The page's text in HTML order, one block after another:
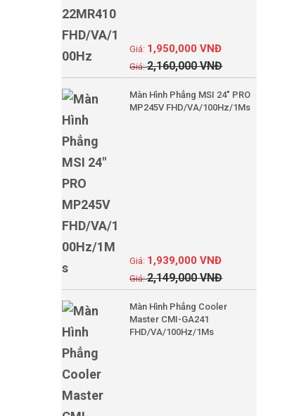
2,160,000VNĐ
1,950,000VNĐ
Màn Hình Phẳng MSI 24" PRO
MP245V FHD/VA/100Hz/1Ms
2,149,000VNĐ
1,939,000VNĐ
Màn Hình Phẳng Cooler
Master CMI-GA241
FHD/VA/100Hz/1Ms